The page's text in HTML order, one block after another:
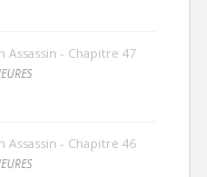
Assassin - Chapitre 47
Assassin - Chapitre 46